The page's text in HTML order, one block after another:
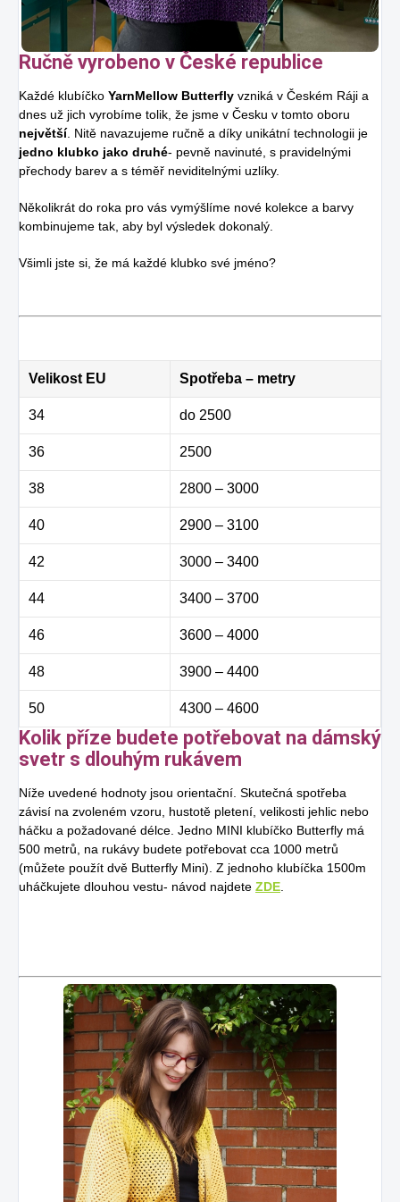
Ručně vyrobeno v České republice
Každé klubíčko YarnMellow Butterfly vzniká v Českém Ráji a
dnes už jich vyrobíme tolik, že jsme v Česku v tomto oboru
největší. Nitě navazujeme ručně a díky unikátní technologii je
jedno klubko jako druhé- pevně navinuté, s pravidelnými
přechody barev a s téměř neviditelnými uzlíky.
Několikrát do roka pro vás vymýšlíme nové kolekce a barvy
kombinujeme tak, aby byl výsledek dokonalý.
Všimli jste si, že má každé klubko své jméno?
Kolik příze budete potřebovat na dámský
svetr s dlouhým rukávem
Níže uvedené hodnoty jsou orientační. Skutečná spotřeba
závisí na zvoleném vzoru, hustotě pletení, velikosti jehlic nebo
háčku a požadované délce. Jedno MINI klubíčko Butterfly má
500 metrů, na rukávy budete potřebovat cca 1000 metrů
(můžete použít dvě Butterfly Mini). Z jednoho klubíčka 1500m
uháčkujete dlouhou vestu- návod najdete ZDE.
Velikost EU Spotřeba – metry
34 do 2500
36 2500
38 2800 – 3000
40 2900 – 3100
42 3000 – 3400
44 3400 – 3700
46 3600 – 4000
48 3900 – 4400
50 4300 – 4600